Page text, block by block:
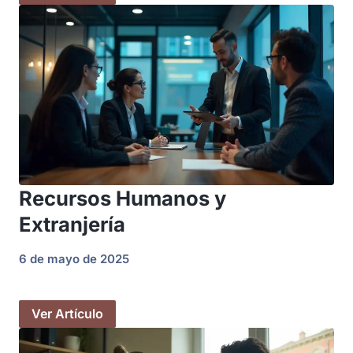
Recursos Humanos y
Extranjería
6 de mayo de 2025
Ver Artículo